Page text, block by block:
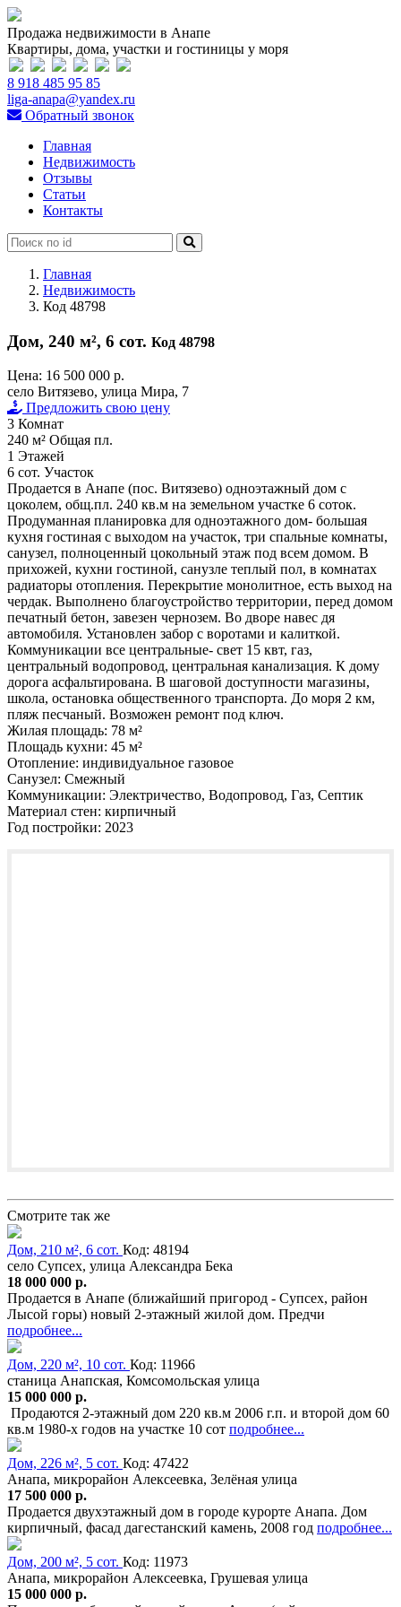
Продажа недвижимости в Анапе
Квартиры, дома, участки и гостиницы у моря
8 918 485 95 85
liga-anapa@yandex.ru
Обратный звонок
Главная
Недвижимость
Отзывы
Статьи
Контакты
Главная
Недвижимость
Код 48798
Дом, 240 м², 6 сот. Код 48798
Цена: 16 500 000 р.
село Витязево, улица Мира, 7
Предложить свою цену
3 Комнат
240 м² Общая пл.
1 Этажей
6 сот. Участок
Продается в Анапе (пос. Витязево) одноэтажный дом с
цоколем, общ.пл. 240 кв.м на земельном участке 6 соток.
Продуманная планировка для одноэтажного дом- большая
кухня гостиная с выходом на участок, три спальные комнаты,
санузел, полноценный цокольный этаж под всем домом. В
прихожей, кухни гостиной, санузле теплый пол, в комнатах
радиаторы отопления. Перекрытие монолитное, есть выход на
чердак. Выполнено благоустройство территории, перед домом
печатный бетон, завезен чернозем. Во дворе навес дя
автомобиля. Установлен забор с воротами и калиткой.
Коммуникации все центральные- свет 15 квт, газ,
центральный водопровод, центральная канализация. К дому
дорога асфальтирована. В шаговой доступности магазины,
школа, остановка общественного транспорта. До моря 2 км,
пляж песчаный. Возможен ремонт под ключ.
Жилая площадь: 78 м²
Площадь кухни: 45 м²
Отопление: индивидуальное газовое
Санузел: Смежный
Коммуникации: Электричество, Водопровод, Газ, Септик
Материал стен: кирпичный
Год постройки: 2023
Смотрите так же
Дом, 210 м², 6 сот. Код: 48194
село Супсех, улица Александра Бека
18 000 000 р.
Продается в Анапе (ближайший пригород - Супсех, район
Лысой горы) новый 2-этажный жилой дом. Предчи
подробнее...
Дом, 220 м², 10 сот. Код: 11966
станица Анапская, Комсомольская улица
15 000 000 р.
Продаются 2-этажный дом 220 кв.м 2006 г.п. и второй дом 60
кв.м 1980-х годов на участке 10 сот подробнее...
Дом, 226 м², 5 сот. Код: 47422
Анапа, микрорайон Алексеевка, Зелёная улица
17 500 000 р.
Продается двухэтажный дом в городе курорте Анапа. Дом
кирпичный, фасад дагестанский камень, 2008 год подробнее...
Дом, 200 м², 5 сот. Код: 11973
Анапа, микрорайон Алексеевка, Грушевая улица
15 000 000 р.